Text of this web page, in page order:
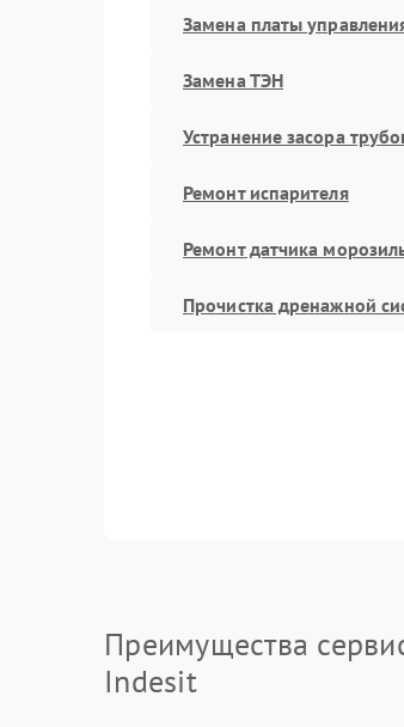
Замена платы
Замена ТЭН
Устранение засора
Ремонт испарителя
Ремонт датчика
Прочистка дренажной
Преимущества
Indesit